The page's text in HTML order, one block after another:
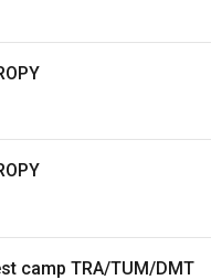
camp TRA/TUM/DMT